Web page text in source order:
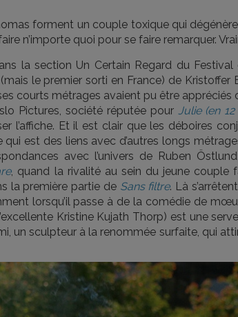
forment un couple toxique qui
n’importe quoi pour se faire remarquer.
la section Un Certain Regard du Festival
le premier sorti en France) de Kristoffer
courts métrages avaient pu être
Pictures, société réputée pour Julie (en
l’affiche. Et il est clair que les déboires
qui est des liens avec d’autres longs
avec l’univers de Ruben
, quand la rivalité au sein du jeune couple
la première partie de Sans filtre. Là
lorsqu’il passe à de la comédie de
Kristine Kujath Thorp) est une
un sculpteur à la renommée surfaite, qui